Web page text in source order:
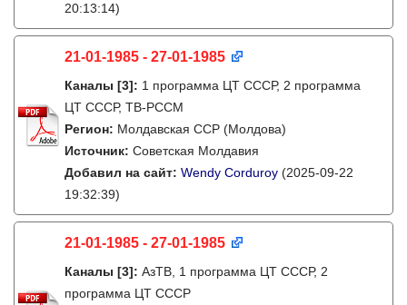
20:13:14)
21-01-1985 - 27-01-1985
Каналы [3]: 1 программа ЦТ СССР, 2 программа
ЦТ СССР, ТВ-РССМ
Регион: Молдавская ССР (Молдова)
Источник: Советская Молдавия
Добавил на сайт: Wendy Corduroy (2025-09-22
19:32:39)
21-01-1985 - 27-01-1985
Каналы [3]: АзТВ, 1 программа ЦТ СССР, 2
программа ЦТ СССР